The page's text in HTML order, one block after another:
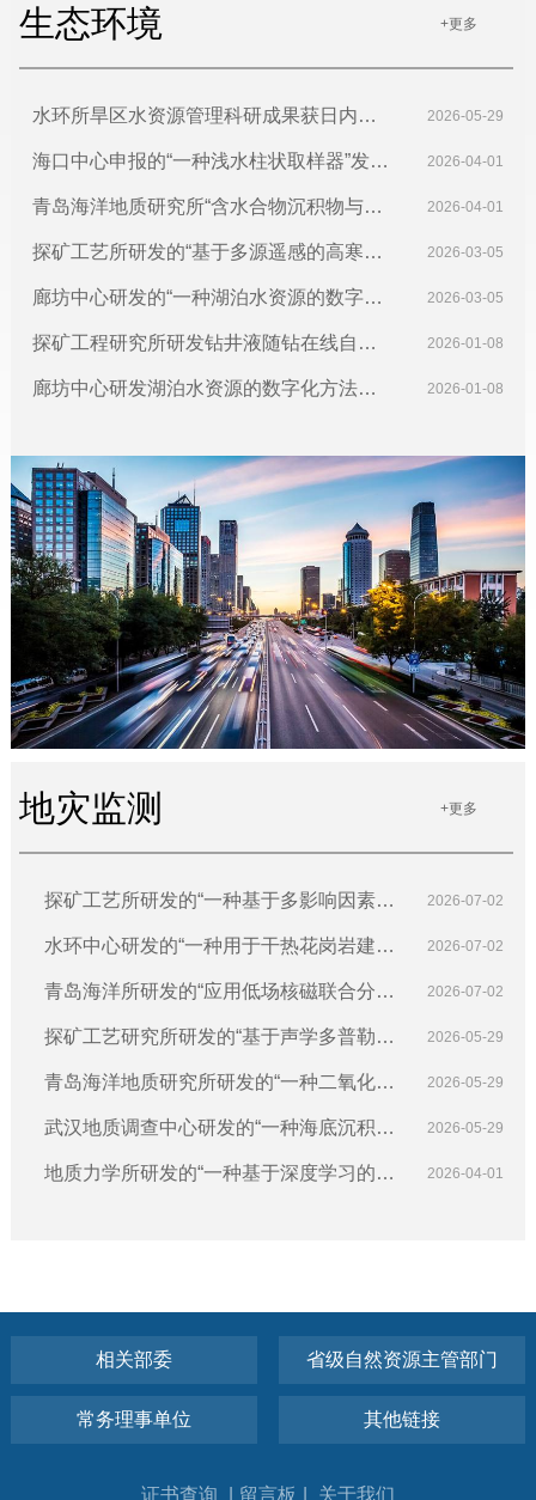
生态环境 +更多
水环所旱区水资源管理科研成果获日内瓦
国际发明展金奖
2026-05-29
海口中心申报的“一种浅水柱状取样器”发明
专利获得国家发明专利
2026-04-01
青岛海洋地质研究所“含水合物沉积物与压
裂支撑剂嵌入行为的观测装置及方法”获国
家发明专利
2026-04-01
探矿工艺所研发的“基于多源遥感的高寒湿
地动态监测与健康评价方法及系统”获国家
发明专利授权
2026-03-05
廊坊中心研发的“一种湖泊水资源的数字化
方法、系统、设备及介质”获国家发明专利
授权
2026-03-05
探矿工程研究所研发钻井液随钻在线自动
配制系统及方法获国家发明专利授权
2026-01-08
廊坊中心研发湖泊水资源的数字化方法、
2026-01-08
地灾监测 +更多
探矿工艺所研发的“一种基于多影响因素分
析的山体崩塌的预警方法及系统”获国家发
2026-07-02
水环中心研发的“一种用于干热花岗岩建造
人工热储的压裂泵注工艺”获国家发明专利
2026-07-02
青岛海洋所研发的“应用低场核磁联合分析
冻土声学性质的方法及其装置”获国家发明
2026-07-02
探矿工艺研究所研发的“基于声学多普勒流
速剖面仪的潜流精确测量方法与系统”获国
2026-05-29
青岛海洋地质研究所研发的“一种二氧化碳
地层水反应沉淀动态可视化模拟系统及方
2026-05-29
武汉地质调查中心研发的“一种海底沉积速
率和地层孔隙率分布的反演方法及应用”获
2026-05-29
地质力学所研发的“一种基于深度学习的地
2026-04-01
相关部委 省级自然资源主管部门
常务理事单位 其他链接
证书查询 留言板 关于我们